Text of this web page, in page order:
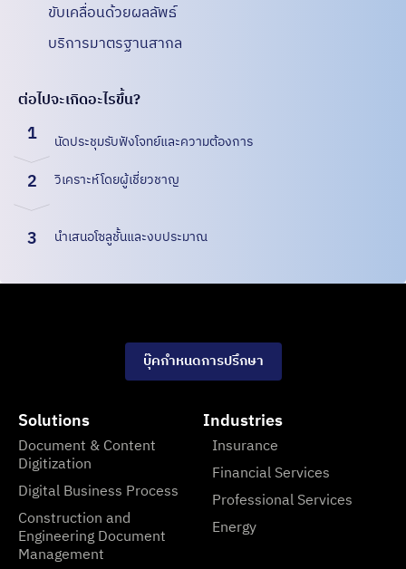
ขับเคลื่อนด้วยผลลัพธ์
บริการมาตรฐานสากล
ต่อไปจะเกิดอะไรขึ้น?
1 นัดประชุมรับฟังโจทย์และความต้องการ
2 วิเคราะห์โดยผู้เชี่ยวชาญ
3 นำเสนอโซลูชั้นและงบประมาณ
Solutions Industries
Document & Content
Digitization
Digital Business Process
Construction and
Engineering Document
Management
Insurance
Financial Services
Professional Services
Energy
บุ๊คกำหนดการปรึกษา